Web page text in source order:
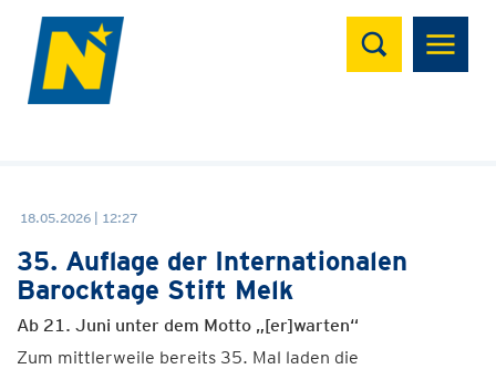
Suchen
18.05.2026 | 12:27
35. Auflage der Internationalen
Barocktage Stift Melk
Ab 21. Juni unter dem Motto „[er]warten“
Zum mittlerweile bereits 35. Mal laden die